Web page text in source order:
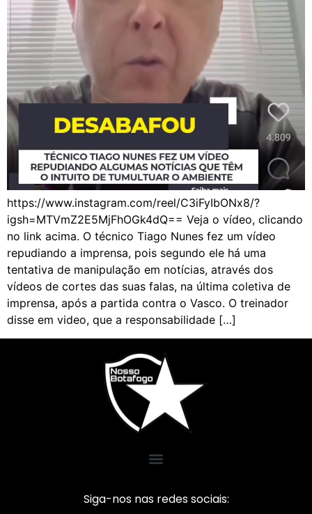
https://www.instagram.com/reel/C3iFyIbONx8/?
igsh=MTVmZ2E5MjFhOGk4dQ== Veja o vídeo, clicando
no link acima. O técnico Tiago Nunes fez um vídeo
repudiando a imprensa, pois segundo ele há uma
tentativa de manipulação em notícias, através dos
vídeos de cortes das suas falas, na última coletiva de
imprensa, após a partida contra o Vasco. O treinador
disse em video, que a responsabilidade […]
Siga-nos nas redes sociais: